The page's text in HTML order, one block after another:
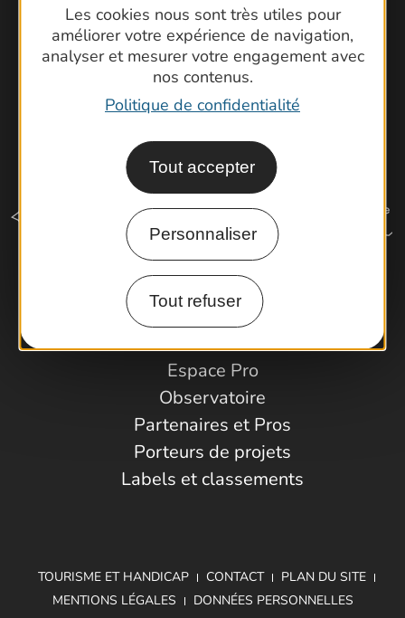
Les cookies nous sont très utiles pour
améliorer votre expérience de navigation,
analyser et mesurer votre engagement avec
nos contenus.
Politique de confidentialité
Tout accepter
Personnaliser
Tout refuser
Comment venir ?
Espace Pro
Observatoire
Partenaires et Pros
Porteurs de projets
Labels et classements
TOURISME ET HANDICAP CONTACT
PLAN DU SITE
MENTIONS LÉGALES
DONNÉES PERSONNELLES